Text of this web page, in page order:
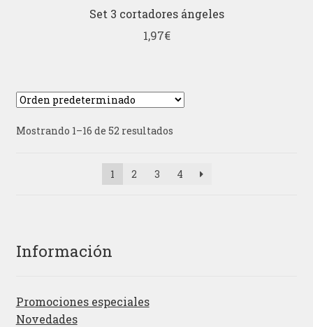
Set 3 cortadores ángeles
1,97€
Mostrando 1–16 de 52 resultados
1 2 3 4
Información
Promociones especiales
Novedades